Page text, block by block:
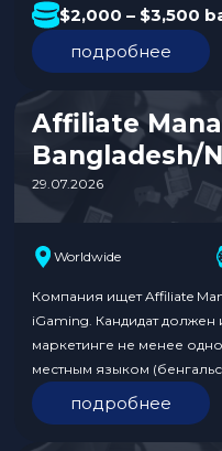
подтвержденный опыт
гемблинге, активную
понимание ключевых
RevShare. Обязанности:…
$2,000 – $3,500
подробнее
Affiliate
Bangladesh/
29.07.2026
Worldwide
Компания ищет Affiliate
iGaming. Кандидат
маркетинге не менее
местным языком
предполагает 100%
фиксированной зарплаты,
неограниченного
подробнее